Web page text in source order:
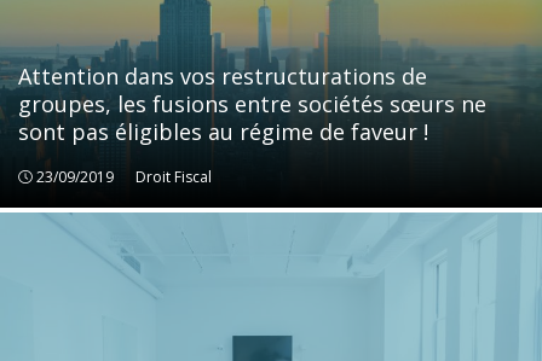
Attention dans vos restructurations de
groupes, les fusions entre sociétés sœurs ne
sont pas éligibles au régime de faveur !
23/09/2019 Droit Fiscal
Droit Fiscal